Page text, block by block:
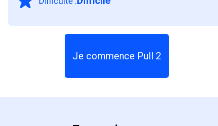
Je commence Pull 2